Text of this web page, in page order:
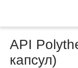
API
капсул)